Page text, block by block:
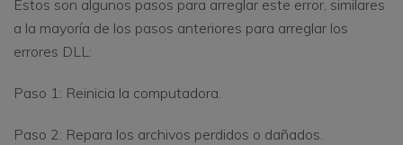
Estos son algunos pasos para arreglar este error, similares
a la mayoría de los pasos anteriores para arreglar los
errores DLL:
Paso 1: Reinicia la computadora.
Paso 2: Repara los archivos perdidos o dañados.